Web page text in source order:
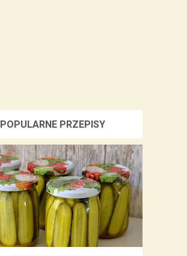
POPULARNE PRZEPISY